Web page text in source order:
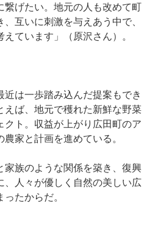
繋げたい。地元の人も改めて町
互いに刺激を与えあう中で、
ています」（原沢さん）。
は一歩踏み込んだ提案もでき
えば、地元で穫れた新鮮な野菜
クト。収益が上がり広田町のア
家と計画を進めている。
家族のような関係を築き、復興
、人々が優しく自然の美しい広
たからだ。